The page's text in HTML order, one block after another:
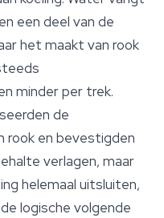
een deel van de
het maakt van rook
minder per trek.
de
rook en bevestigden
verlagen, maar
helemaal uitsluiten,
logische volgende